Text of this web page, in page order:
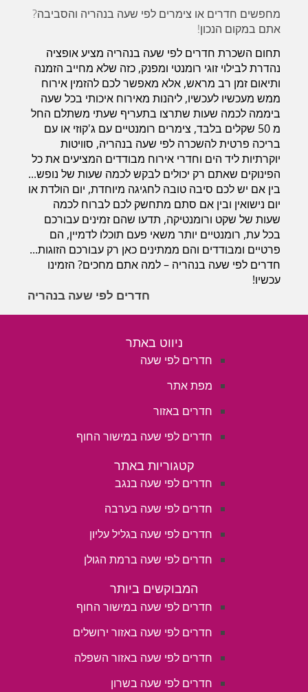
מחפשים חדרים או צימרים לפי שעה בנהריה והסביבה?
אתם במקום הנכון!
תחום השכרת חדרים לפי שעה בנהריה מציע אופציה
נהדרת לבילוי זוגי רומנטי ומפנק, כזה שלא מחייב הזמנה
ותיאום זמן רב מראש, אלא מאפשר לכם להזמין אירוח
ממש מעכשיו לעכשיו, ליהנות מאירוח איכותי בכל שעה
ביממה לכמה שעות שתרצו בתעריף שעתי משתלם החל
מ 50 שקלים בלבד, צימרים רומנטיים עם ג'קוזי או עם
בריכה פרטית להשכרה לפי שעה בנהריה, סוויטות
יוקרתיות ליד הים וחדרי אירוח מבודדים המציעים את כל
הפינוקים שאתם רק יכולים לבקש לכמה שעות של נופש...
בין אם יש לכם סיבה טובה לחגיגה מיוחדת, יום הולדת או
יום נישואין ובין אם סתם מתחשק לכם לברוח לכמה
שעות של שקט ורומנטיקה, תדעו שהם זמינים עבורכם
בכל עת, רומנטיים יותר משאי פעם תוכלו לדמיין, הם
פרטיים ומבודדים והם ממתינים כאן רק עבורכם הזוגות...
חדרים לפי שעה בנהריה – למה אתם מחכים? הזמינו
עכשיו!
חדרים לפי שעה בנהריה
ניווט באתר
חדרים לפי שעה
מפת אתר
חדרים באזור
חדרים לפי שעה במישור החוף
קטגוריות באתר
חדרים לפי שעה בנגב
חדרים לפי שעה בערבה
חדרים לפי שעה בגליל עליון
חדרים לפי שעה ברמת הגולן
המבוקשים ביותר
חדרים לפי שעה במישור החוף
חדרים לפי שעה באזור ירושלים
חדרים לפי שעה באזור השפלה
חדרים לפי שעה בשרון